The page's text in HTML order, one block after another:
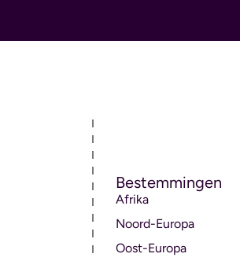
Bestemmingen
Afrika
Noord-Europa
Oost-Europa